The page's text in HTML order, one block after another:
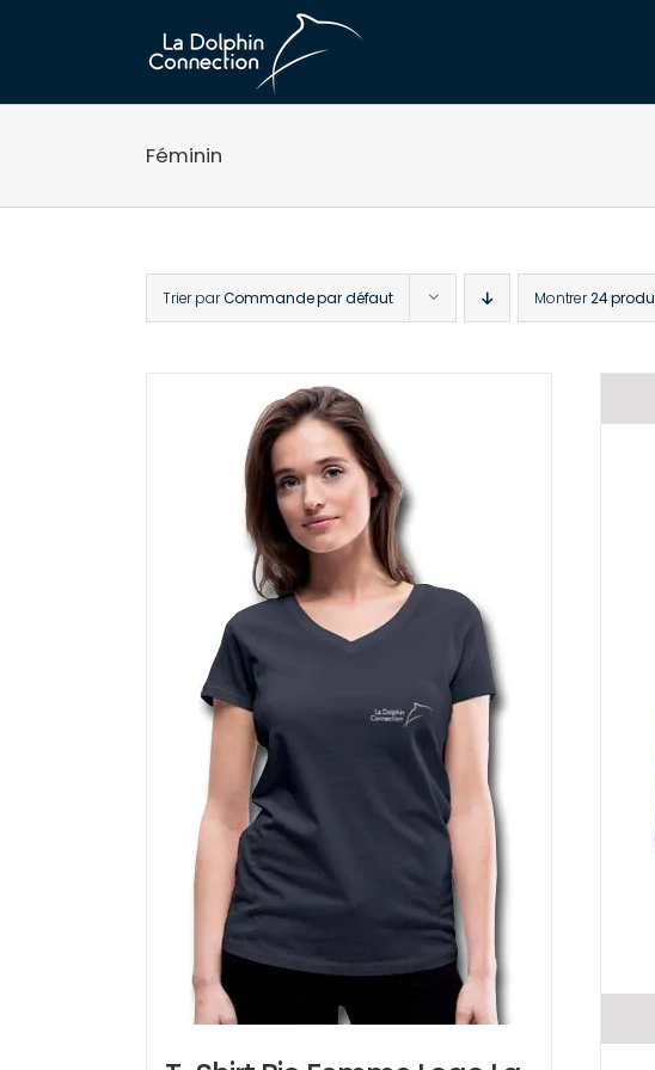
Féminin
Trier parCommande par défaut Montrer24